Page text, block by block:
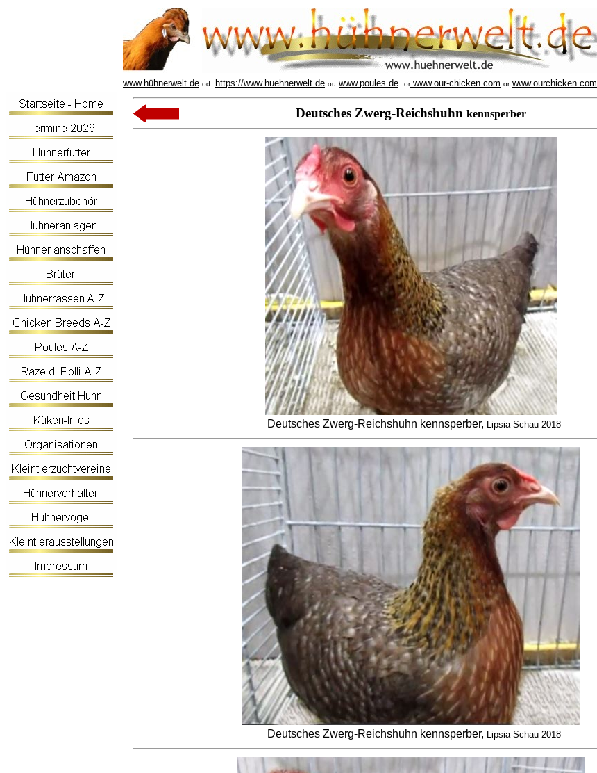
www.hühnerwelt.de od. https://www.huehnerwelt.de ou www.poules.de orwww.our-chicken.com or www.ourchicken.com
Deutsches Zwerg-Reichshuhn kennsperber
Deutsches Zwerg-Reichshuhn kennsperber, Lipsia-Schau 2018
Deutsches Zwerg-Reichshuhn kennsperber, Lipsia-Schau 2018